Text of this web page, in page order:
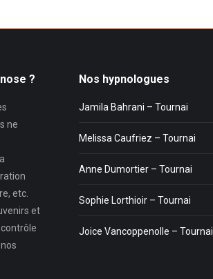
?
ne
etc.
et
Nos hypnologues
Jamila Bahrani – Tournai
Melissa Caufriez – Tournai
Anne Dumortier – Tournai
Sophie Lorthioir – Tournai
Joice Vancoppenolle – Tournai